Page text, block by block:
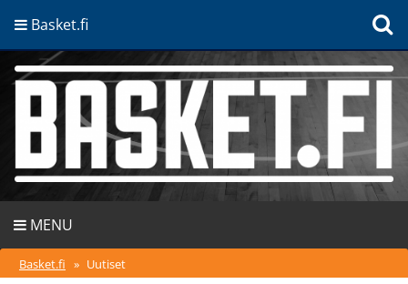
Basket.fi
MENU
Basket.fi » Uutiset